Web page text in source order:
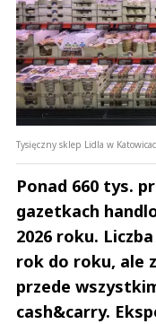
Tysięczny sklep Lidla w
Ponad 660 tys.
gazetkach
2026 roku.
rok do roku, ale
przede
cash&carry.